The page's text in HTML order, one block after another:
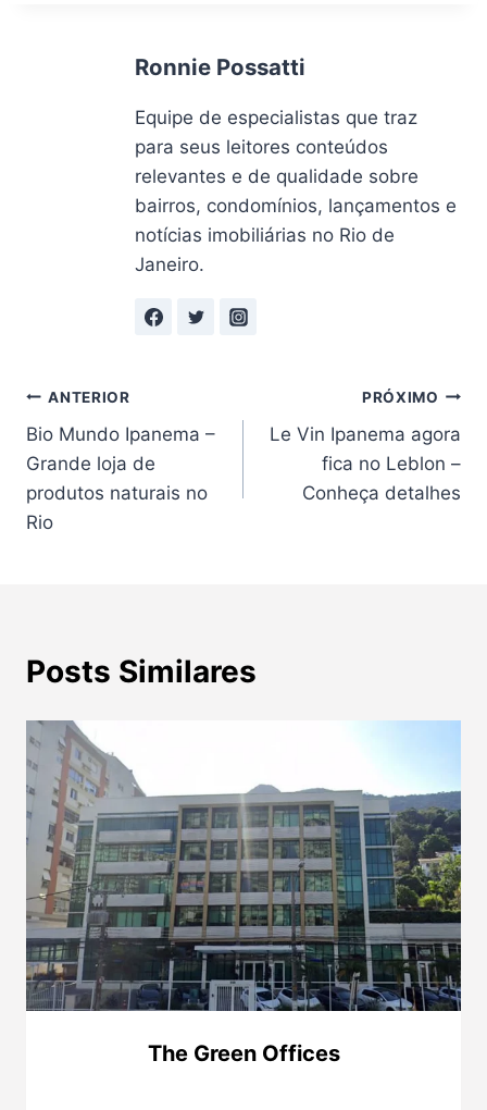
Ronnie Possatti
Equipe de especialistas que traz
para seus leitores conteúdos
relevantes e de qualidade sobre
bairros, condomínios, lançamentos e
notícias imobiliárias no Rio de
Janeiro.
Navegação
de
Post
ANTERIOR
Bio Mundo Ipanema –
Grande loja de
produtos naturais no
Rio
PRÓXIMO
Le Vin Ipanema agora
fica no Leblon –
Conheça detalhes
Posts Similares
The Green Offices